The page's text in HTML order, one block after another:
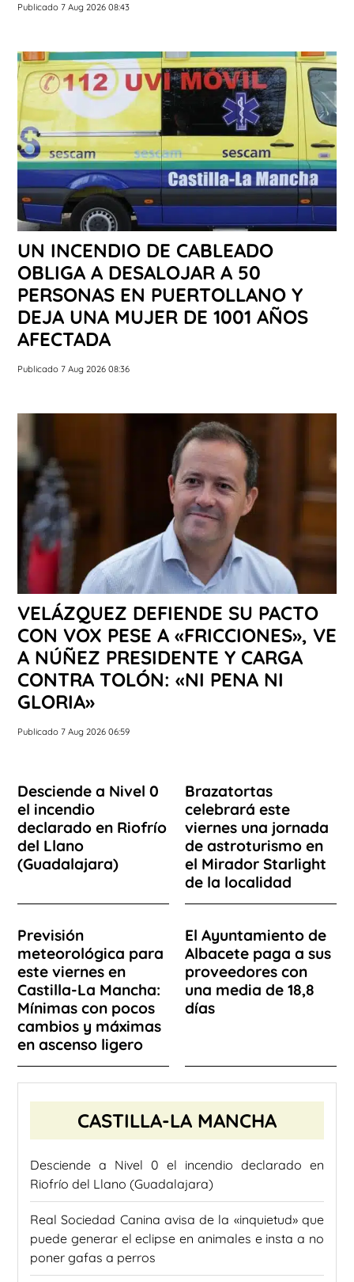
Publicado 7 Aug 2026 08:43
UN INCENDIO DE CABLEADO
OBLIGA A DESALOJAR A 50
PERSONAS EN PUERTOLLANO Y
DEJA UNA MUJER DE 1001 AÑOS
AFECTADA
Publicado 7 Aug 2026 08:36
VELÁZQUEZ DEFIENDE SU PACTO
CON VOX PESE A «FRICCIONES», VE
A NÚÑEZ PRESIDENTE Y CARGA
CONTRA TOLÓN: «NI PENA NI
GLORIA»
Publicado 7 Aug 2026 06:59
Desciende a Nivel 0
el incendio
declarado en Riofrío
del Llano
(Guadalajara)
Brazatortas
celebrará este
viernes una jornada
de astroturismo en
el Mirador Starlight
de la localidad
Previsión
meteorológica para
este viernes en
Castilla-La Mancha:
Mínimas con pocos
cambios y máximas
en ascenso ligero
El Ayuntamiento de
Albacete paga a sus
proveedores con
una media de 18,8
días
CASTILLA-LA MANCHA
Desciende a Nivel 0 el incendio declarado en
Riofrío del Llano (Guadalajara)
Real Sociedad Canina avisa de la «inquietud» que
puede generar el eclipse en animales e insta a no
poner gafas a perros